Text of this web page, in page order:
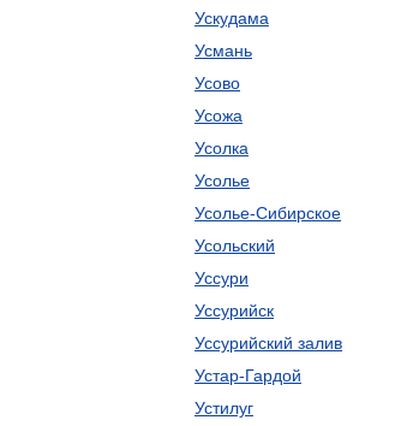
Ускудама
Усмань
Усово
Усожа
Усолка
Усолье
Усолье-Сибирское
Усольский
Уссури
Уссурийск
Уссурийский залив
Устар-Гардой
Устилуг